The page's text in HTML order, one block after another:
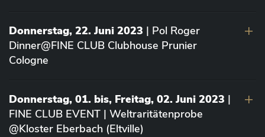
Donnerstag, 22. Juni 2023 | Pol Roger
Dinner@FINE CLUB Clubhouse Prunier
Cologne
Donnerstag, 01. bis, Freitag, 02. Juni 2023 |
FINE CLUB EVENT | Weltraritätenprobe
@Kloster Eberbach (Eltville)